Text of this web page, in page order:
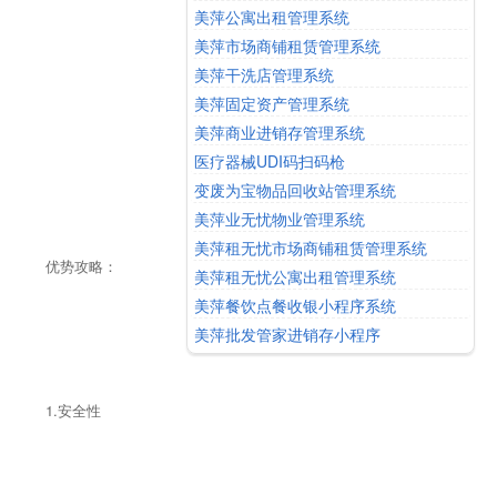
优势攻略：
1.安全性
美萍公寓出租管理系统
美萍市场商铺租赁管理系统
美萍干洗店管理系统
美萍固定资产管理系统
美萍商业进销存管理系统
医疗器械UDI码扫码枪
变废为宝物品回收站管理系统
美萍业无忧物业管理系统
美萍租无忧市场商铺租赁管理系统
美萍租无忧公寓出租管理系统
美萍餐饮点餐收银小程序系统
美萍批发管家进销存小程序